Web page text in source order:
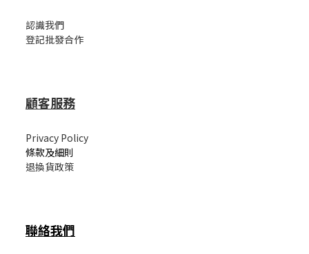
認識我們
登記批發合作
顧客服務
Privacy Policy
條款及細則
退換貨政策
聯絡我們